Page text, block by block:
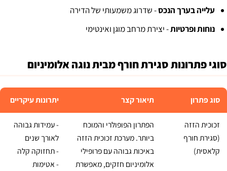
עלייה בערך הנכס- שדרוג משמעותי של הדירה
נוחות ופרטיות- יצירת מרחב מוגן ואינטימי
סוגי פתרונות סגירת חורף מבית נוגה אלומיניום
סוג פתרון תיאור קצר יתרונות עיקריים
זכוכית הזזה
(סגירת חורף
קלאסית)
הפתרון הפופולרי והמוכח
ביותר. מערכת זכוכית הזזה
באיכות גבוהה עם פרופילי
אלומיניום חזקים, מאפשרת
- עמידות גבוהה
לאורך שנים
- תחזוקה קלה
- אטימות